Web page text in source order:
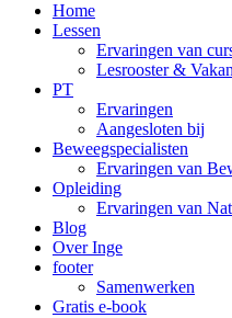
Home
Lessen
Ervaringen van
Lesrooster &
PT
Ervaringen
Aangesloten bij
Beweegspecialisten
Ervaringen van
Opleiding
Ervaringen van
Blog
Over Inge
footer
Samenwerken
Gratis e-book